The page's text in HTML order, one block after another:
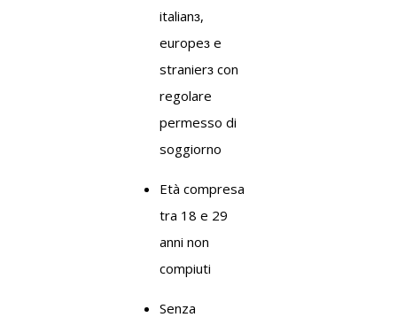
italianɜ,
europeɜ e
stranierɜ con
regolare
permesso di
soggiorno
Età compresa
tra 18 e 29
anni non
compiuti
Senza